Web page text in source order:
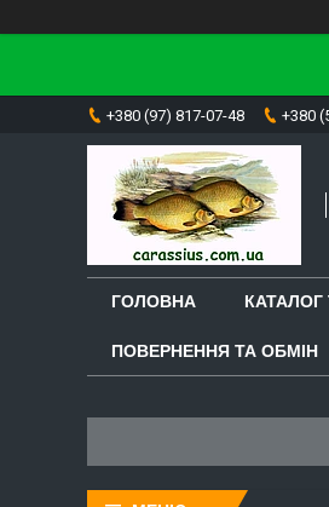
+380 (97) 817-07-48 +380
ГОЛОВНА КАТАЛОГ
ПОВЕРНЕННЯ ТА ОБМІН